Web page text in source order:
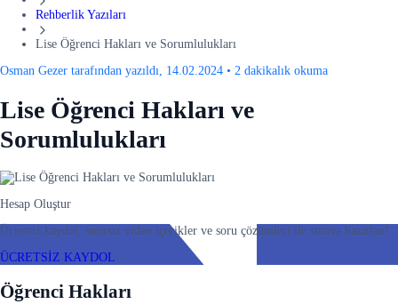
Rehberlik Yazıları
Lise Öğrenci Hakları ve Sorumlulukları
Osman Gezer tarafından yazıldı, 14.02.2024 • 2 dakikalık okuma
Lise Öğrenci Hakları ve
Sorumlulukları
Hesap Oluştur
Ücretsiz kaydol, sınırsız video içerikler ve soru çözümleri ile sınava hazırlan!
ÜCRETSİZ KAYDOL
Öğrenci Hakları